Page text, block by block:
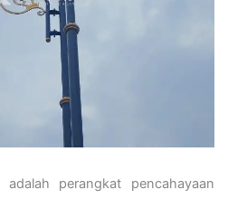
adalah perangkat pencahayaan